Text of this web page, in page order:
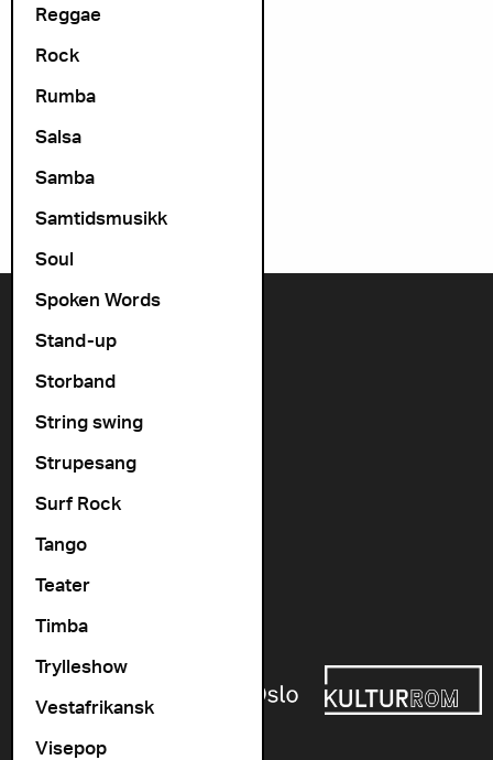
Reggae
Rock
Rumba
Salsa
Samba
Samtidsmusikk
Soul
Spoken Words
Stand-up
Storband
String swing
Strupesang
Surf Rock
Tango
Teater
Timba
Trylleshow
Vestafrikansk
Visepop
+47 22 11 33 08
Vogts gate 64, 0477 Oslo
info@cosmopolite.no
Gå til vår spilleliste
Støttet av